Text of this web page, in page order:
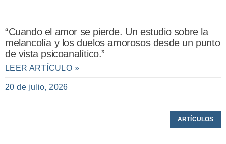
“Cuando el amor se pierde. Un estudio sobre la
melancolía y los duelos amorosos desde un punto
de vista psicoanalítico.”
LEER ARTÍCULO »
20 de julio, 2026
ARTÍCULOS